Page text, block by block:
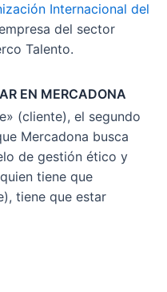
Internacional del
del sector
Talento.
EN MERCADONA
(cliente), el segundo
Mercadona busca
de gestión ético y
tiene que
tiene que estar